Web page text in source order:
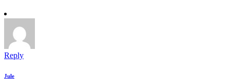
Reply
Jule